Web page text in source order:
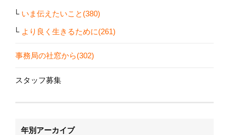
いま伝えたいこと(380)
より良く生きるために(261)
事務局の社窓から(302)
スタッフ募集
年別アーカイブ